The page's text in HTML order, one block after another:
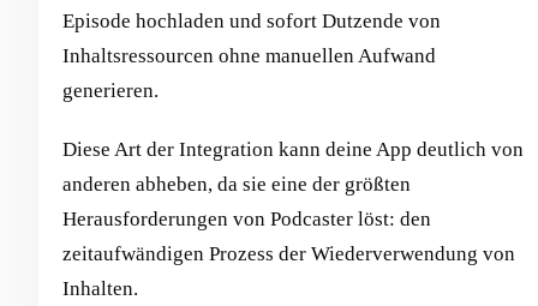
Episode hochladen und sofort Dutzende von
Inhaltsressourcen ohne manuellen Aufwand
generieren.
Diese Art der Integration kann deine App deutlich von
anderen abheben, da sie eine der größten
Herausforderungen von Podcaster löst: den
zeitaufwändigen Prozess der Wiederverwendung von
Inhalten.